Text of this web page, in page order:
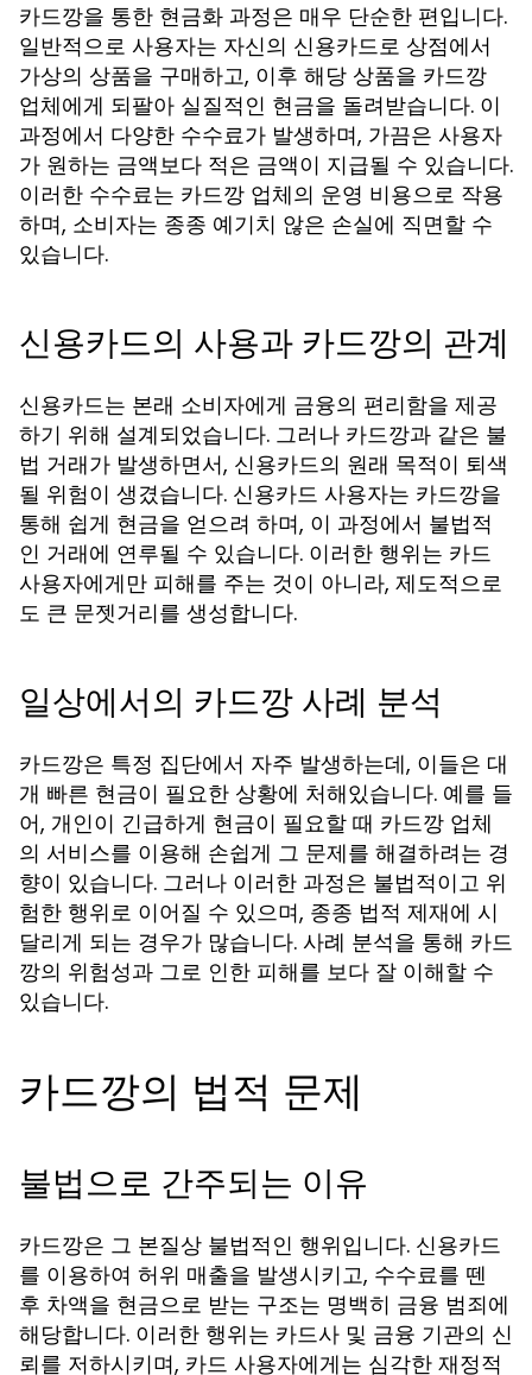
카드깡을 통한 현금화 과정은 매우 단순한 편입니다.
일반적으로 사용자는 자신의 신용카드로 상점에서
가상의 상품을 구매하고, 이후 해당 상품을 카드깡
업체에게 되팔아 실질적인 현금을 돌려받습니다. 이
과정에서 다양한 수수료가 발생하며, 가끔은 사용자
가 원하는 금액보다 적은 금액이 지급될 수 있습니다.
이러한 수수료는 카드깡 업체의 운영 비용으로 작용
하며, 소비자는 종종 예기치 않은 손실에 직면할 수
있습니다.
신용카드의 사용과 카드깡의 관계
신용카드는 본래 소비자에게 금융의 편리함을 제공
하기 위해 설계되었습니다. 그러나 카드깡과 같은 불
법 거래가 발생하면서, 신용카드의 원래 목적이 퇴색
될 위험이 생겼습니다. 신용카드 사용자는 카드깡을
통해 쉽게 현금을 얻으려 하며, 이 과정에서 불법적
인 거래에 연루될 수 있습니다. 이러한 행위는 카드
사용자에게만 피해를 주는 것이 아니라, 제도적으로
도 큰 문젯거리를 생성합니다.
일상에서의 카드깡 사례 분석
카드깡은 특정 집단에서 자주 발생하는데, 이들은 대
개 빠른 현금이 필요한 상황에 처해있습니다. 예를 들
어, 개인이 긴급하게 현금이 필요할 때 카드깡 업체
의 서비스를 이용해 손쉽게 그 문제를 해결하려는 경
향이 있습니다. 그러나 이러한 과정은 불법적이고 위
험한 행위로 이어질 수 있으며, 종종 법적 제재에 시
달리게 되는 경우가 많습니다. 사례 분석을 통해 카드
깡의 위험성과 그로 인한 피해를 보다 잘 이해할 수
있습니다.
카드깡의 법적 문제
불법으로 간주되는 이유
카드깡은 그 본질상 불법적인 행위입니다. 신용카드
를 이용하여 허위 매출을 발생시키고, 수수료를 뗀
후 차액을 현금으로 받는 구조는 명백히 금융 범죄에
해당합니다. 이러한 행위는 카드사 및 금융 기관의 신
뢰를 저하시키며, 카드 사용자에게는 심각한 재정적